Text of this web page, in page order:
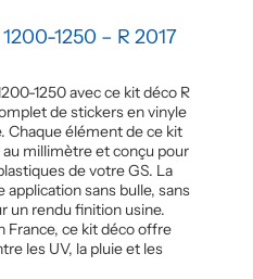
1250 – R 2017
1250 avec ce kit déco R
de stickers en vinyle
Chaque élément de ce kit
millimètre et conçu pour
de votre GS. La
sans bulle, sans
un rendu finition usine.
France, ce kit déco offre
les UV, la pluie et les